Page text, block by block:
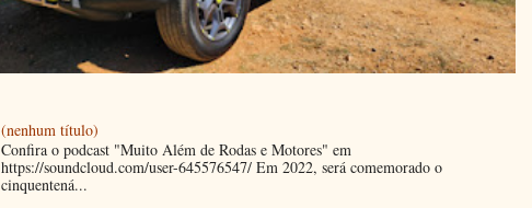
(nenhum título)
Confira o podcast "Muito Além de Rodas e Motores" em
https://soundcloud.com/user-645576547/ Em 2022, será comemorado o
cinquentená...